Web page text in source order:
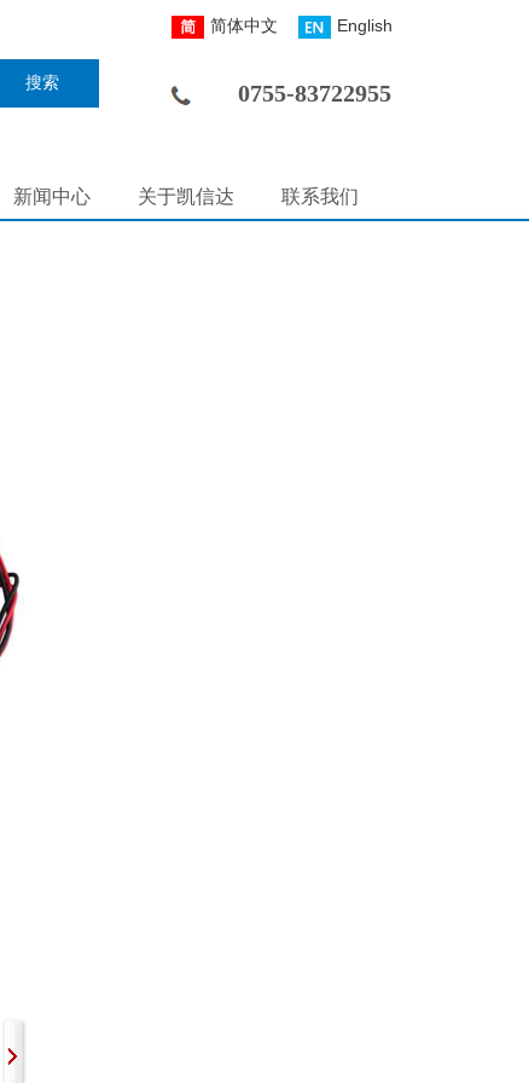
0755-83722955
搜索
简体中文 English
新闻中心 关于凯信达 联系我们